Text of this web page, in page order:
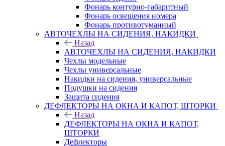
Фонарь контурно-габаритный
Фонарь освещения номера
Фонарь противотуманный
АВТОЧЕХЛЫ НА СИДЕНИЯ, НАКИДКИ
Назад
АВТОЧЕХЛЫ НА СИДЕНИЯ, НАКИДКИ
Чехлы модельные
Чехлы универсальные
Накидки на сидения, универсальные
Подушки на сидения
Защита сидения
ДЕФЛЕКТОРЫ НА ОКНА И КАПОТ, ШТОРКИ
Назад
ДЕФЛЕКТОРЫ НА ОКНА И КАПОТ,
ШТОРКИ
Дефлекторы